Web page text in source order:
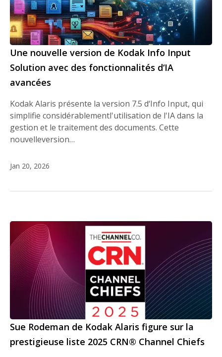
Une nouvelle version de Kodak Info Input
Solution avec des fonctionnalités d‘IA
avancées
Kodak Alaris présente la version 7.5 d‘Info Input, qui
simplifie considérablementl'utilisation de l'IA dans la
gestion et le traitement des documents. Cette
nouvelleversion…
Jan 20, 2026
Sue Rodeman de Kodak Alaris figure sur la
prestigieuse liste 2025 CRN® Channel Chiefs